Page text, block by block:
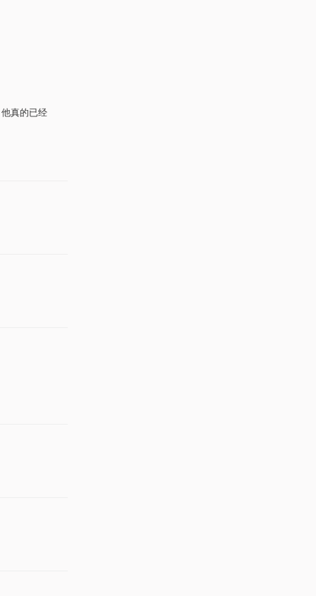
真的已经